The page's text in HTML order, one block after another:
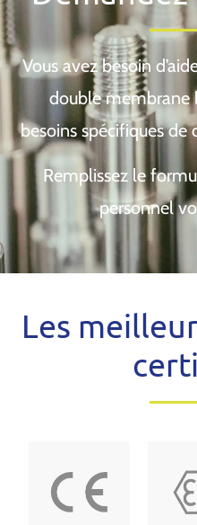
Vous avez besoin
double membrane
besoins spécifiques
Remplissez le
personnel
Les